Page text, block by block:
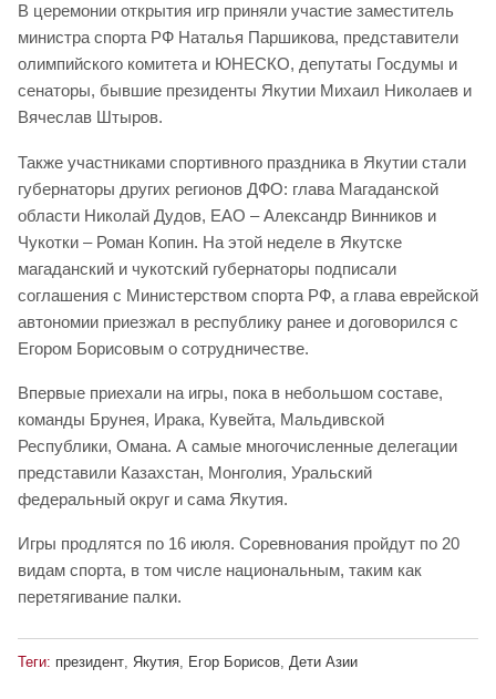
В церемонии открытия игр приняли участие заместитель
министра спорта РФ Наталья Паршикова, представители
олимпийского комитета и ЮНЕСКО, депутаты Госдумы и
сенаторы, бывшие президенты Якутии Михаил Николаев и
Вячеслав Штыров.
Также участниками спортивного праздника в Якутии стали
губернаторы других регионов ДФО: глава Магаданской
области Николай Дудов, ЕАО – Александр Винников и
Чукотки – Роман Копин. На этой неделе в Якутске
магаданский и чукотский губернаторы подписали
соглашения с Министерством спорта РФ, а глава еврейской
автономии приезжал в республику ранее и договорился с
Егором Борисовым о сотрудничестве.
Впервые приехали на игры, пока в небольшом составе,
команды Брунея, Ирака, Кувейта, Мальдивской
Республики, Омана. А самые многочисленные делегации
представили Казахстан, Монголия, Уральский
федеральный округ и сама Якутия.
Игры продлятся по 16 июля. Соревнования пройдут по 20
видам спорта, в том числе национальным, таким как
перетягивание палки.
Теги: президент, Якутия, Егор Борисов, Дети Азии